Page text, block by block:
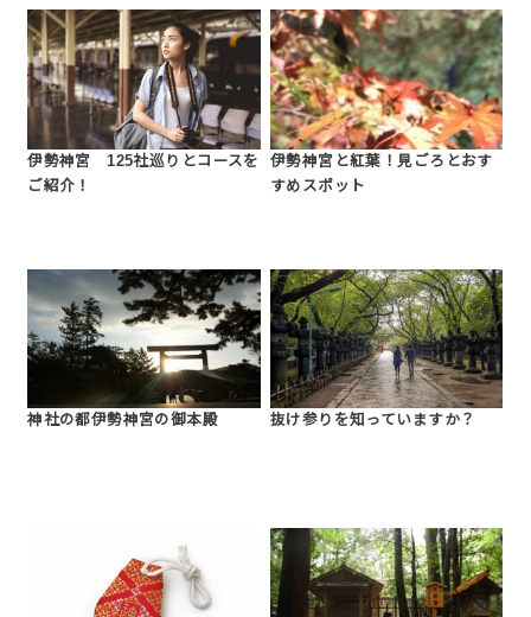
伊勢神宮 125社巡りとコースを
ご紹介！
伊勢神宮と紅葉！見ごろとおす
すめスポット
神社の都伊勢神宮の御本殿 抜け参りを知っていますか？